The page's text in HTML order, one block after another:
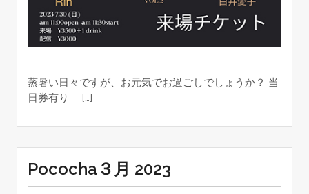
蒸暑い日々ですが、お元気でお過ごしでしょうか？ 当
日券有り […]
Pococha３月 2023